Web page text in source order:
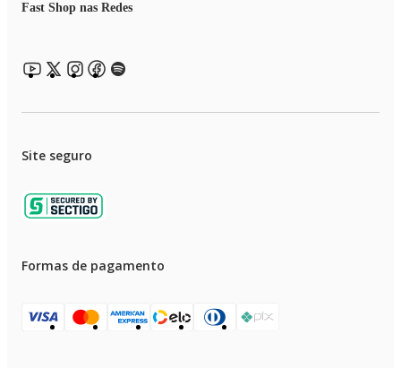
Fast Shop nas Redes
Site seguro
Formas de pagamento